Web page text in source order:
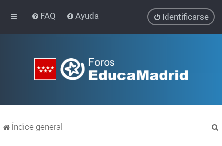
FAQ Ayuda Identificarse
Índice general